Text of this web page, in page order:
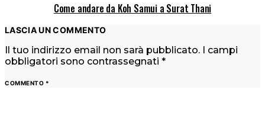
Come andare da Koh Samui a Surat Thani
LASCIA UN COMMENTO
Il tuo indirizzo email non sarà pubblicato. I campi
obbligatori sono contrassegnati *
COMMENTO *